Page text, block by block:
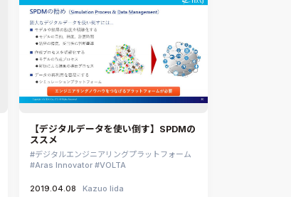
【デジタルデータを使い倒す】SPDMの
ススメ
デジタルエンジニアリングプラットフォーム
Aras Innovator
VOLTA
2019.04.08 Kazuo Iida